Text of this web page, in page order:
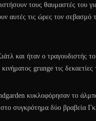
τους θαυμαστές του
αυτές τις ώρες τον σεβασμό
και ήταν ο τραγουδιστής
grunge τις δεκαετίες
κυκλοφόρησαν το
στο συγκρότημα δύο βραβεία